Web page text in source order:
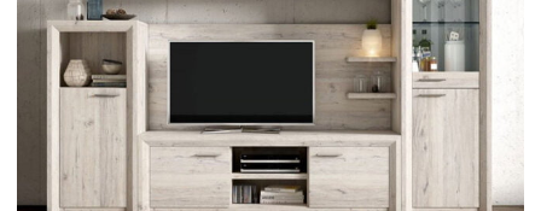
CERÁMICOS)